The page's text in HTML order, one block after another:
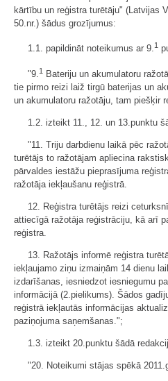
kārtību un reģistra turētāju" (Latvijas
50.nr.) šādus grozījumus:
1.1. papildināt noteikumus ar 9.1
"9. 1
Bateriju un akumulatoru
tie pirmo reizi laiž tirgū baterijas un
un akumulatoru ražotāju, tam piešķir
1.2. izteikt 11., 12. un 13.punktu
"11. Triju darbdienu laikā pēc
turētājs to ražotājam apliecina
pārvaldes iestāžu pieprasījuma
ražotāja iekļaušanu reģistrā.
12. Reģistra turētājs reizi
attiecīgā ražotāja reģistrāciju, kā arī
reģistra.
13. Ražotājs informē reģistra
iekļaujamo ziņu izmaiņām 14 dienu
izdarīšanas, iesniedzot iesniegumu
informācijā (2.pielikums). Šādos
reģistrā iekļautās informācijas
paziņojuma saņemšanas.";
1.3. izteikt 20.punktu šādā
"20. Noteikumi stājas spēkā